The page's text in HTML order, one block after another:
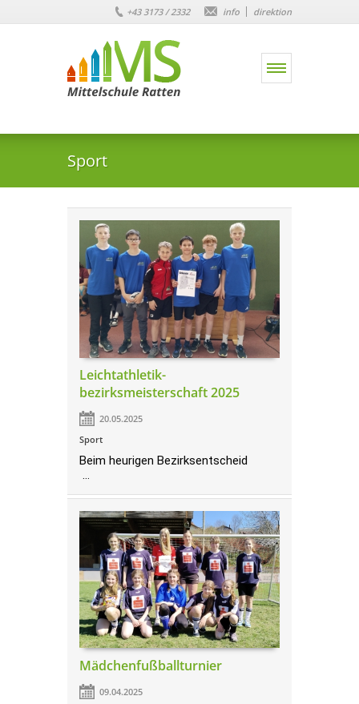
+43 3173 / 2332 info direktion
Sport
Leichtathletik-
bezirksmeisterschaft 2025
20.05.2025
Sport
Beim heurigen Bezirksentscheid
Mädchenfußballturnier
09.04.2025